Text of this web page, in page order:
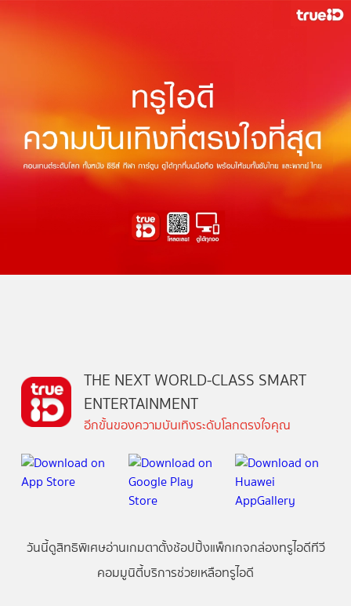
THE NEXT WORLD-CLASS SMART
ENTERTAINMENT
อีกขั้นของความบันเทิงระดับโลกตรงใจคุณ
วันนี้ดูสิทธิพิเศษอ่านเกมตาตั้งช้อปปิ้งแพ็กเกจกล่องทรูไอดีทีวี
คอมมูนิตี้บริการช่วยเหลือทรูไอดี